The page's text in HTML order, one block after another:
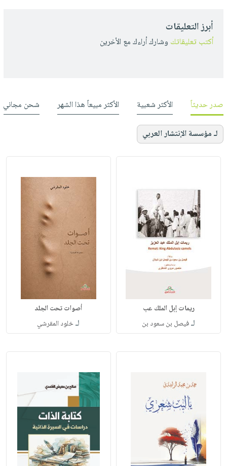
أبرز التعليقات
أكتب تعليقاتك وشارك أراءك مع الأخرين
صدر حديثاً الأكثر شعبية الأكثر مبيعاً هذا الشهر شحن مجاني
لـ مؤسسة الإنتشار العربي
ريمات إبل الملك عب
لـفيصل بن سعود بن
أصوات تحت الجلد
لـخلود المقرشي